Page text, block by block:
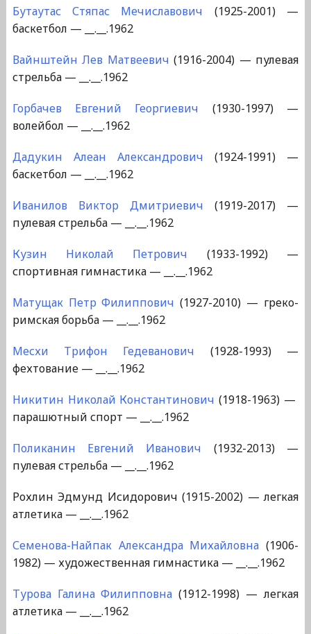
Бутаутас Стяпас Мечиславович (1925-2001) —
баскетбол — __.__.1962
Вайнштейн Лев Матвеевич (1916-2004) — пулевая
стрельба — __.__.1962
Горбачев Евгений Георгиевич (1930-1997) —
волейбол — __.__.1962
Дадукин Алеан Александрович (1924-1991) —
баскетбол — __.__.1962
Иванилов Виктор Дмитриевич (1919-2017) —
пулевая стрельба — __.__.1962
Кузин Николай Петрович (1933-1992) —
спортивная гимнастика — __.__.1962
Матущак Петр Филиппович (1927-2010) — греко-
римская борьба — __.__.1962
Месхи Трифон Гедеванович (1928-1993) —
фехтование — __.__.1962
Никитин Николай Константинович (1918-1963) —
парашютный спорт — __.__.1962
Поликанин Евгений Иванович (1932-2013) —
пулевая стрельба — __.__.1962
Рохлин Эдмунд Исидорович (1915-2002) — легкая
атлетика — __.__.1962
Семенова-Найпак Александра Михайловна (1906-
1982) — художественная гимнастика — __.__.1962
Турова Галина Филипповна (1912-1998) — легкая
атлетика — __.__.1962